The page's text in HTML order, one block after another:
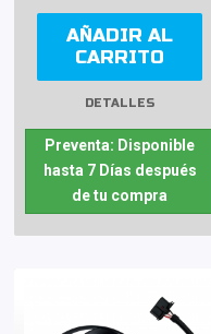
AÑADIR AL
CARRITO
DETALLES
Preventa: Disponible
hasta 7 Días después
de tu compra